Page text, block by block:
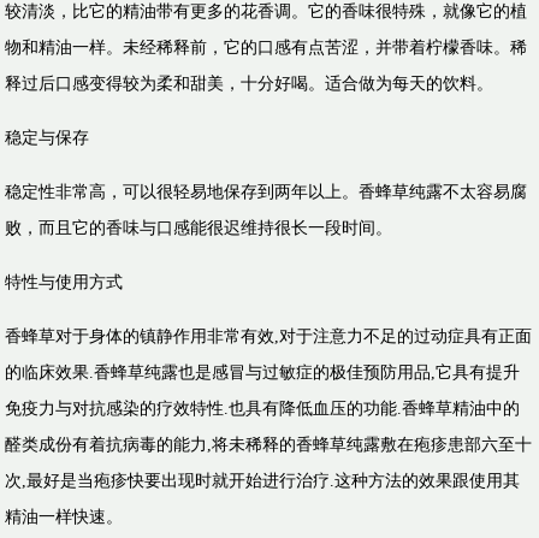
较清淡，比它的精油带有更多的花香调。它的香味很特殊，就像它的植
物和精油一样。未经稀释前，它的口感有点苦涩，并带着柠檬香味。稀
释过后口感变得较为柔和甜美，十分好喝。适合做为每天的饮料。
​稳定与保存
​稳定性非常高，可以很轻易地保存到两年以上。香蜂草纯露不太容易腐
败，而且它的香味与口感能很迟维持很长一段时间。
​特性与使用方式
​香蜂草对于身体的镇静作用非常有效,对于注意力不足的过动症具有正面
的临床效果.香蜂草纯露也是感冒与过敏症的极佳预防用品,它具有提升
免疫力与对抗感染的疗效特性.也具有降低血压的功能.香蜂草精油中的
醛类成份有着抗病毒的能力,将未稀释的香蜂草纯露敷在疱疹患部六至十
次,最好是当疱疹快要出现时就开始进行治疗.这种方法的效果跟使用其
精油一样快速。